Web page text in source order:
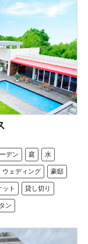
デン 庭 水
ウェディング 豪邸
ット 貸し切り
ン